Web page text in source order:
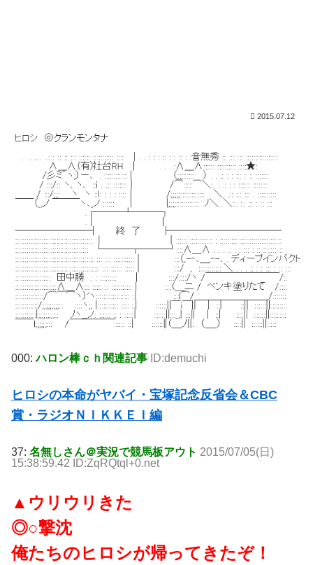
2015.07.12
000:ハロン棒ｃｈ関連記事 ID:demuchi
ヒロシの本命がヤバイ・宝塚記念反省会＆CBC
賞・ラジオＮＩＫＫＥＩ編
37: 名無しさん＠実況で競馬板アウト 2015/07/05(日)
15:38:59.42 ID:ZqRQtql+0.net
▲ウリウリきた
◎○撃沈
俺たちのヒロシが帰ってきたぞ！